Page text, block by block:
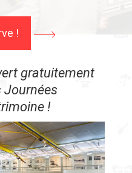
!
gratuitement
Journées
!